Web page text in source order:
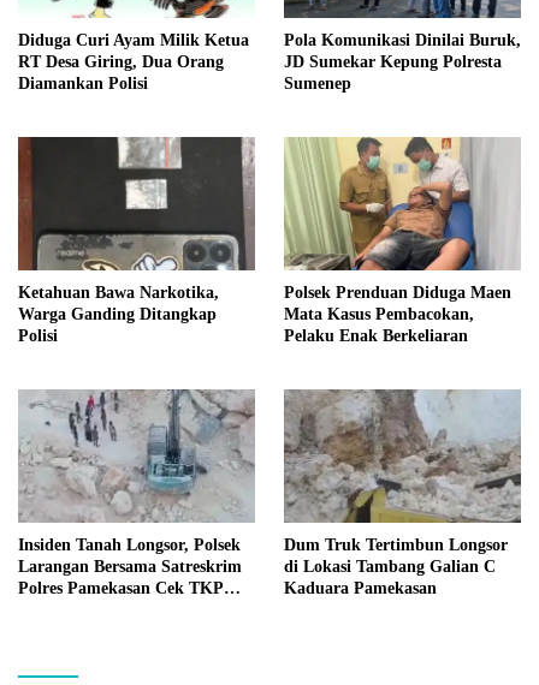
Diduga Curi Ayam Milik Ketua
RT Desa Giring, Dua Orang
Diamankan Polisi
Pola Komunikasi Dinilai Buruk,
JD Sumekar Kepung Polresta
Sumenep
Ketahuan Bawa Narkotika,
Warga Ganding Ditangkap
Polisi
Polsek Prenduan Diduga Maen
Mata Kasus Pembacokan,
Pelaku Enak Berkeliaran
Insiden Tanah Longsor, Polsek
Larangan Bersama Satreskrim
Polres Pamekasan Cek TKP
Dum Truk Tertimbun Longsor
di Lokasi Tambang Galian C
Kaduara Pamekasan